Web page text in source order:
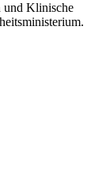
und Klinische